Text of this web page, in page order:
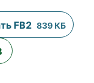
FB2 839 КБ